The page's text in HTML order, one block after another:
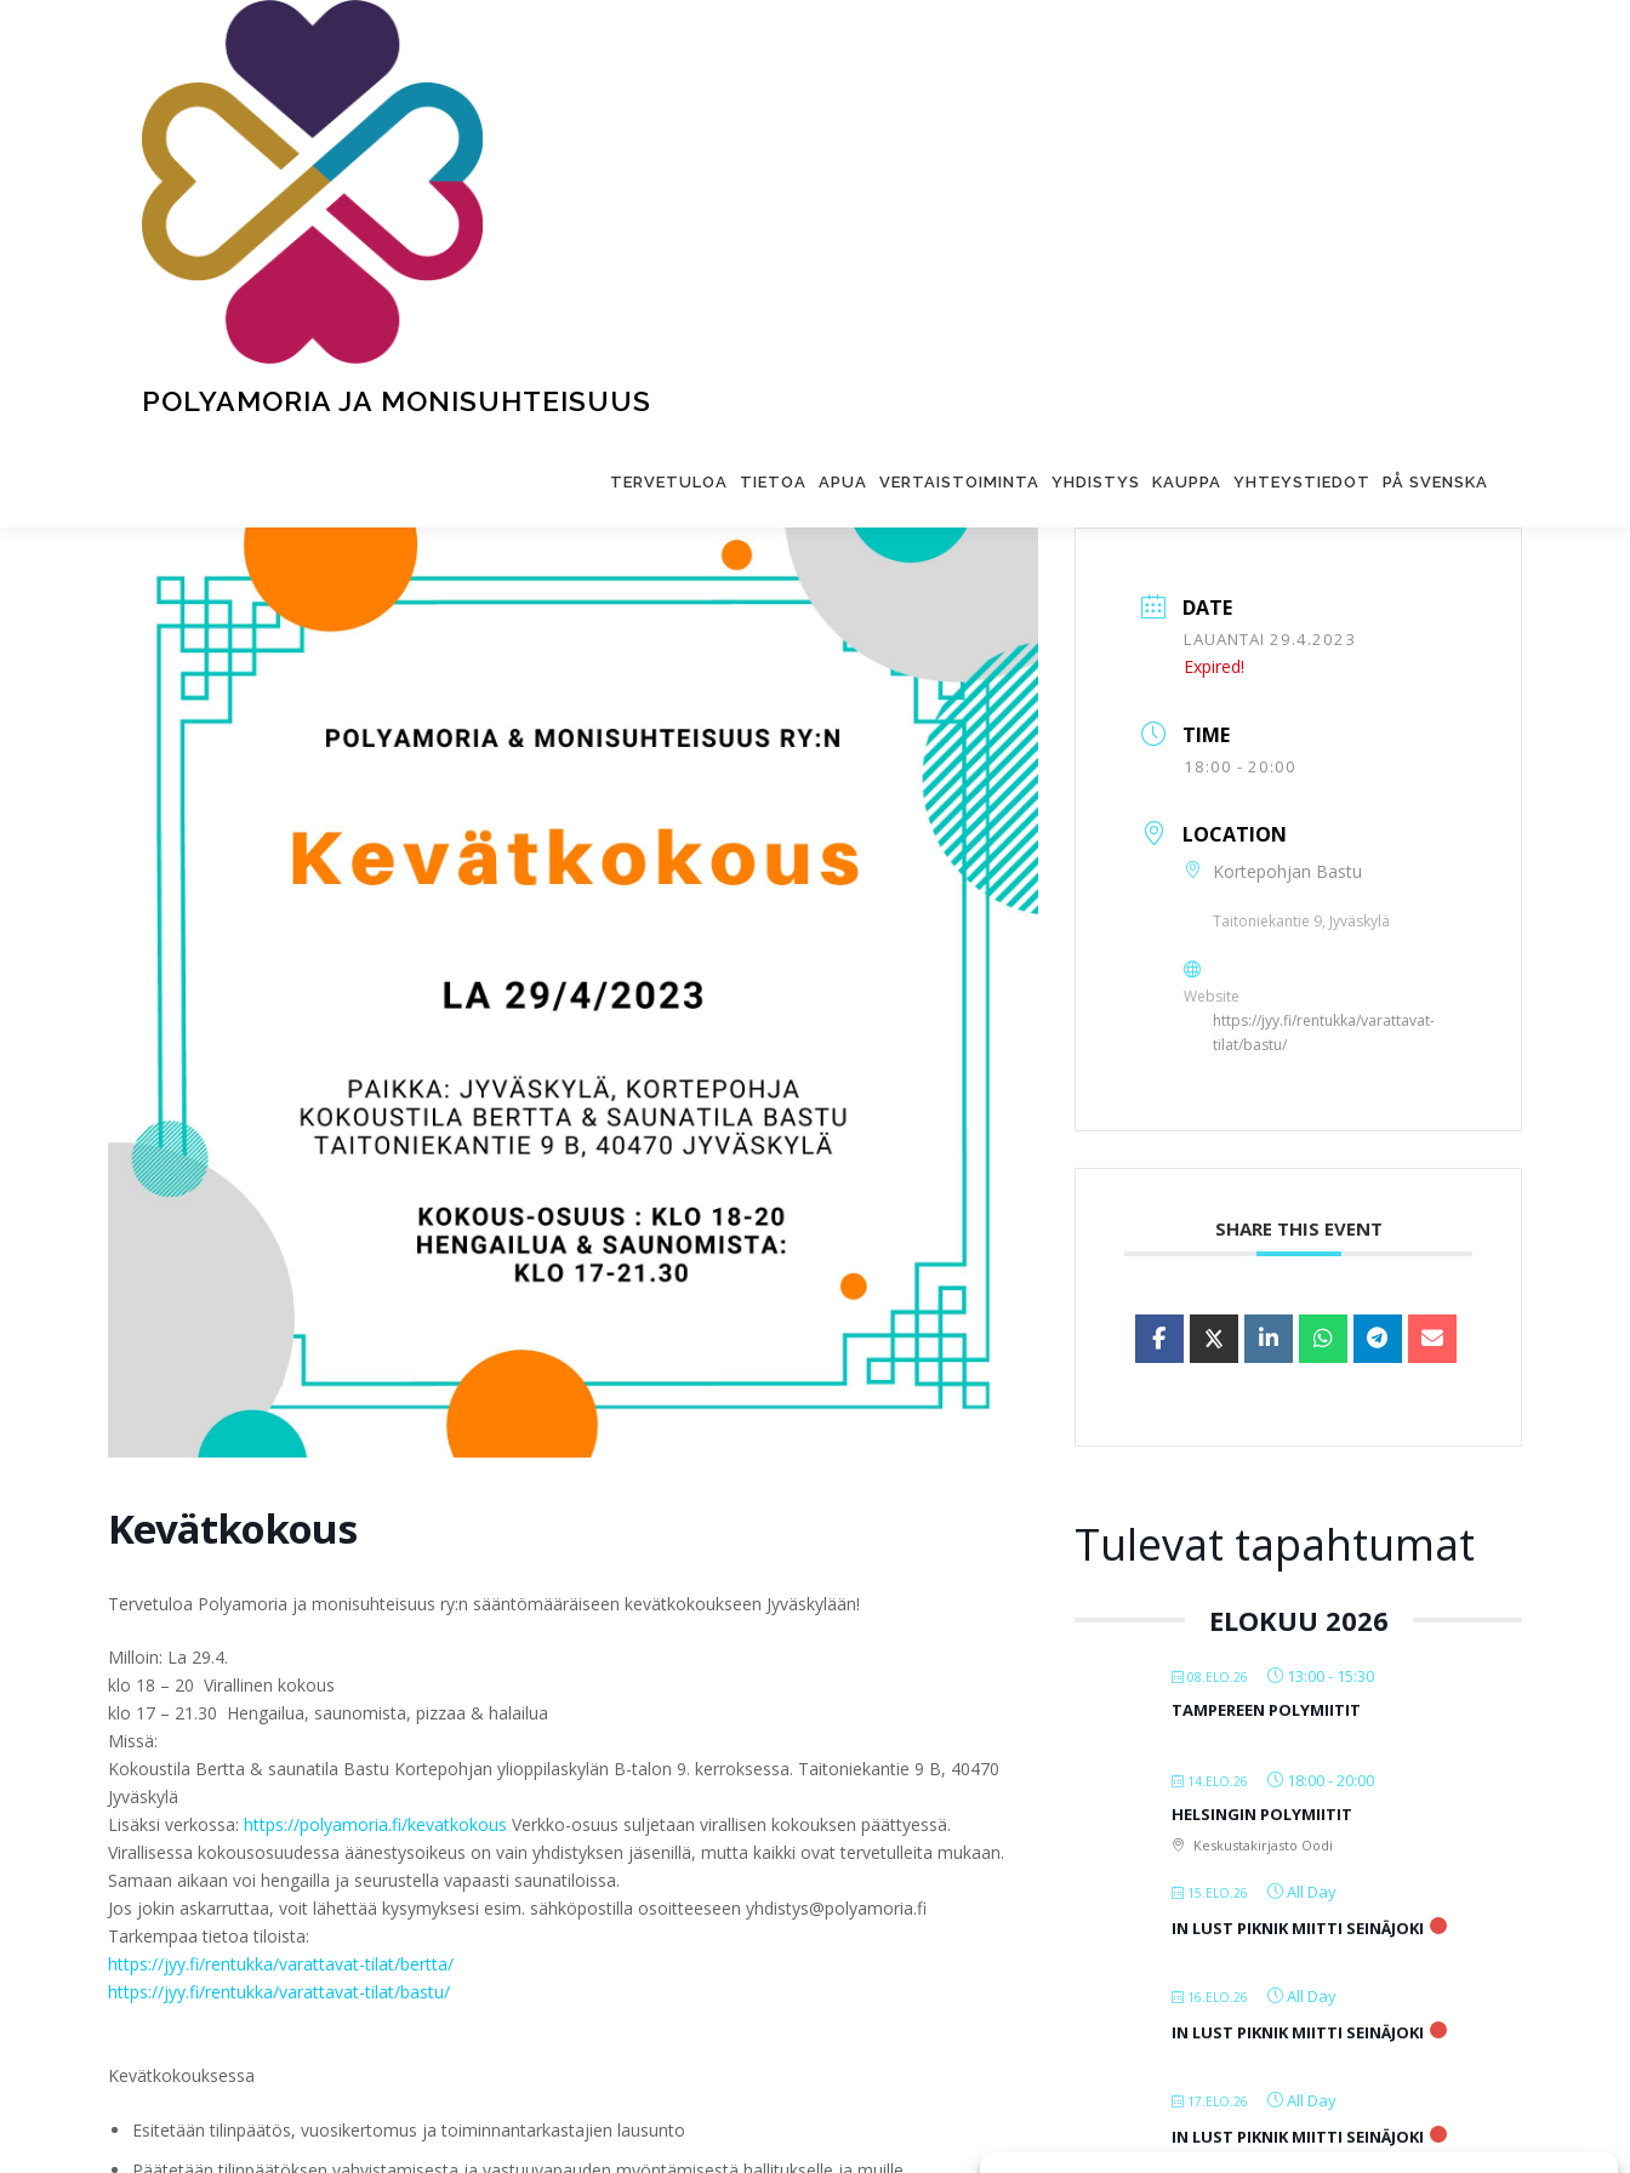
POLYAMORIA JA MONISUHTEISUUS
TERVETULOA TIETOA APUA VERTAISTOIMINTA YHDISTYS KAUPPA YHTEYSTIEDOT PÅ SVENSKA
Kevätkokous
Tervetuloa Polyamoria ja monisuhteisuus ry:n sääntömääräiseen kevätkokoukseen Jyväskylään!
Milloin: La 29.4.
klo 18 – 20 Virallinen kokous
klo 17 – 21.30 Hengailua, saunomista, pizzaa & halailua
Missä:
Kokoustila Bertta & saunatila Bastu Kortepohjan ylioppilaskylän B-talon 9. kerroksessa. Taitoniekantie 9 B, 40470
Jyväskylä
Lisäksi verkossa: https://polyamoria.fi/kevatkokous Verkko-osuus suljetaan virallisen kokouksen päättyessä.
Virallisessa kokousosuudessa äänestysoikeus on vain yhdistyksen jäsenillä, mutta kaikki ovat tervetulleita mukaan.
Samaan aikaan voi hengailla ja seurustella vapaasti saunatiloissa.
Jos jokin askarruttaa, voit lähettää kysymyksesi esim. sähköpostilla osoitteeseen yhdistys@polyamoria.fi
Tarkempaa tietoa tiloista:
https://jyy.fi/rentukka/varattavat-tilat/bertta/
https://jyy.fi/rentukka/varattavat-tilat/bastu/
Kevätkokouksessa
Esitetään tilinpäätös, vuosikertomus ja toiminnantarkastajien lausunto
DATE
LAUANTAI 29.4.2023
Expired!
TIME
18:00 - 20:00
LOCATION
Kortepohjan Bastu
Taitoniekantie 9, Jyväskylä
Website
https://jyy.fi/rentukka/varattavat-
tilat/bastu/
SHARE THIS EVENT
Tulevat tapahtumat
ELOKUU 2026
08.ELO.26 13:00- 15:30
TAMPEREEN POLYMIITIT
14.ELO.26 18:00-20:00
HELSINGIN POLYMIITIT
Keskustakirjasto Oodi
15.ELO.26
All Day
IN LUST PIKNIK MIITTI SEINÄJOKI
16.ELO.26
All Day
IN LUST PIKNIK MIITTI SEINÄJOKI
17.ELO.26
All Day
IN LUST PIKNIK MIITTI SEINÄJOKI